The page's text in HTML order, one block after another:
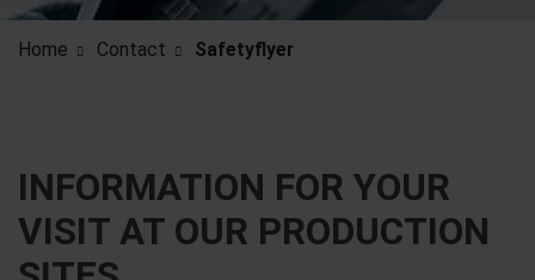
Home Contact Safetyflyer
INFORMATION FOR YOUR
VISIT AT OUR PRODUCTION